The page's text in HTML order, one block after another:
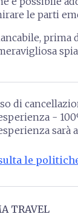
le parti
prima
di
-
sarà
le
TRAVEL